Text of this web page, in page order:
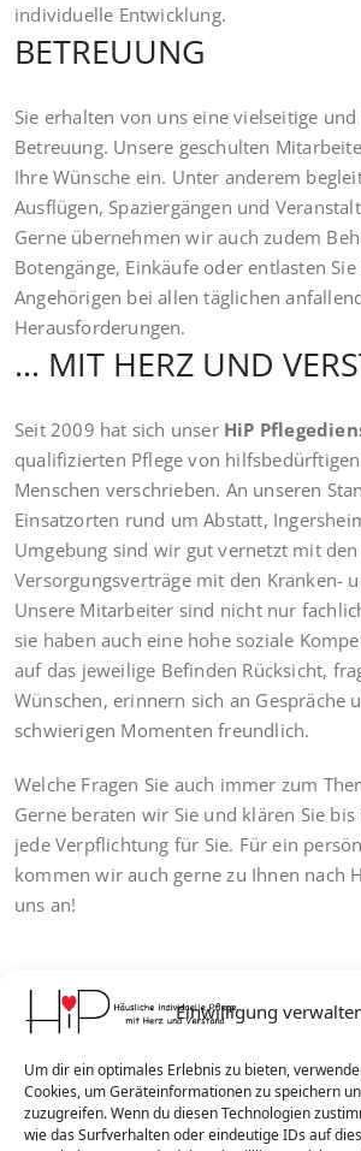
Einwilligung
Um dir ein optimales Erlebnis zu bieten,
Cookies, um Geräteinformationen zu speichern
zuzugreifen. Wenn du diesen Technologien
wie das Surfverhalten oder eindeutige IDs auf
individuelle Entwicklung.
BETREUUNG
Sie erhalten von uns eine vielseitige
Betreuung. Unsere geschulten
Ihre Wünsche ein. Unter anderem
Ausflügen, Spaziergängen und
Gerne übernehmen wir auch zudem
Botengänge, Einkäufe oder entlasten
Angehörigen bei allen täglichen
Herausforderungen.
… MIT HERZ UND
Seit 2009 hat sich unser HiP
qualifizierten Pflege von
Menschen verschrieben. An unseren
Einsatzorten rund um Abstatt,
Umgebung sind wir gut vernetzt mit
Versorgungsverträge mit den Kranken-
Unsere Mitarbeiter sind nicht nur
sie haben auch eine hohe soziale
auf das jeweilige Befinden Rücksicht,
Wünschen, erinnern sich an Gespräche
schwierigen Momenten freundlich.
Welche Fragen Sie auch immer zum
Gerne beraten wir Sie und klären Sie
jede Verpflichtung für Sie. Für ein
kommen wir auch gerne zu Ihnen nach
uns an!
HiP GmbH